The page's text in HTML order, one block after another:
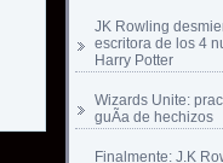
JK Rowling
escritora de los 4
Harry Potter
Wizards Unite:
guÃ­a de hechizos
Finalmente: J.K